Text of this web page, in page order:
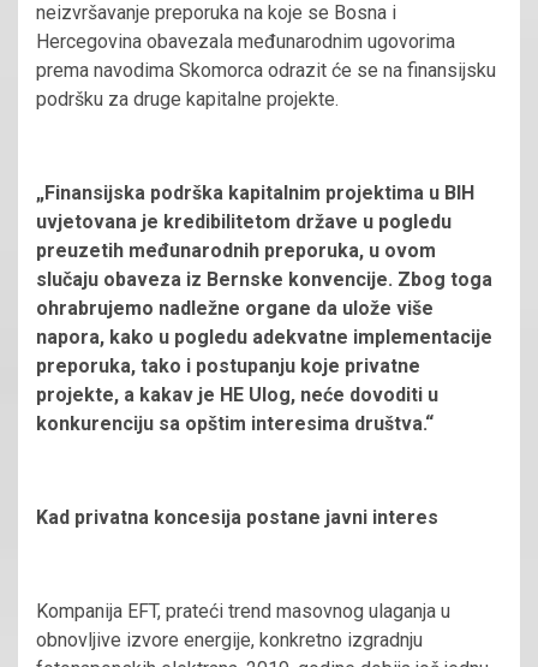
neizvršavanje preporuka na koje se Bosna i
Hercegovina obavezala međunarodnim ugovorima
prema navodima Skomorca odrazit će se na finansijsku
podršku za druge kapitalne projekte.
„Finansijska podrška kapitalnim projektima u BIH
uvjetovana je kredibilitetom države u pogledu
preuzetih međunarodnih preporuka, u ovom
slučaju obaveza iz Bernske konvencije. Zbog toga
ohrabrujemo nadležne organe da ulože više
napora, kako u pogledu adekvatne implementacije
preporuka, tako i postupanju koje privatne
projekte, a kakav je HE Ulog, neće dovoditi u
konkurenciju sa opštim interesima društva.“
Kad privatna koncesija postane javni interes
Kompanija EFT, prateći trend masovnog ulaganja u
obnovljive izvore energije, konkretno izgradnju